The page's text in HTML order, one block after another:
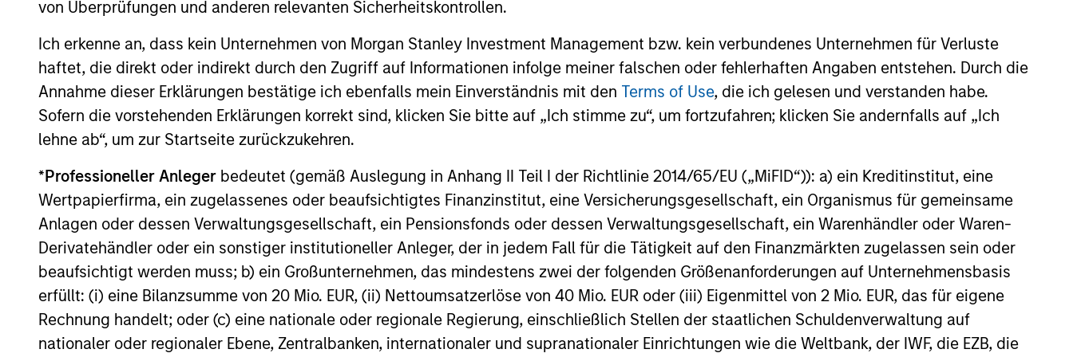
von Überprüfungen und anderen relevanten Sicherheitskontrollen.
Ich erkenne an, dass kein Unternehmen von Morgan Stanley Investment Management bzw. kein verbundenes Unternehmen für Verluste
haftet, die direkt oder indirekt durch den Zugriff auf Informationen infolge meiner falschen oder fehlerhaften Angaben entstehen. Durch die
Annahme dieser Erklärungen bestätige ich ebenfalls mein Einverständnis mit den Terms of Use, die ich gelesen und verstanden habe.
Sofern die vorstehenden Erklärungen korrekt sind, klicken Sie bitte auf „Ich stimme zu“, um fortzufahren; klicken Sie andernfalls auf „Ich
lehne ab“, um zur Startseite zurückzukehren.
*Professioneller Anleger bedeutet (gemäß Auslegung in Anhang II Teil I der Richtlinie 2014/65/EU („MiFID“)): a) ein Kreditinstitut, eine
Wertpapierfirma, ein zugelassenes oder beaufsichtigtes Finanzinstitut, eine Versicherungsgesellschaft, ein Organismus für gemeinsame
Anlagen oder dessen Verwaltungsgesellschaft, ein Pensionsfonds oder dessen Verwaltungsgesellschaft, ein Warenhändler oder Waren-
Derivatehändler oder ein sonstiger institutioneller Anleger, der in jedem Fall für die Tätigkeit auf den Finanzmärkten zugelassen sein oder
beaufsichtigt werden muss; b) ein Großunternehmen, das mindestens zwei der folgenden Größenanforderungen auf Unternehmensbasis
erfüllt: (i) eine Bilanzsumme von 20 Mio. EUR, (ii) Nettoumsatzerlöse von 40 Mio. EUR oder (iii) Eigenmittel von 2 Mio. EUR, das für eigene
Rechnung handelt; oder (c) eine nationale oder regionale Regierung, einschließlich Stellen der staatlichen Schuldenverwaltung auf
nationaler oder regionaler Ebene, Zentralbanken, internationaler und supranationaler Einrichtungen wie die Weltbank, der IWF, die EZB, die
Der Wert der Anlagen und der mit ihnen erzielten Erträge können sowohl steigen als auch fallen. Es ist daher möglich, dass Anleger das ursprünglich investierte Kapital nicht in
Die Performance versteht sich nach Abzug der Gebühren. Die Angaben zur Performance des laufenden Jahres sind nicht annualisiert. Die Performance von anderen Anteilsklassen
(sofern angeboten) kann abweichen. Setzen Sie sich bitte gründlich mit den Anlagezielen und -risiken sowie den Kosten und Gebühren des Fonds auseinander, bevor Sie eine
Anlageentscheidung treffen.
Der Einsatz von Fremdkapital erhöht die Risiken, so dass eine relativ kleine Bewegung im Wert einer Anlage zu einer unverhältnismäßig großen Bewegung, sowohl im negativen als
auch im positiven Sinne, im Wert dieser Anlage und damit auch im Wert des Fonds führen kann.
Teilfonds in allen Ländern verfügbar sind und Teilfonds nicht für Personen mit Wohnsitz in Ländern verfügbar sind, in denen die Weitergabe bzw. Verfügbarkeit des Materials den
jeweils geltenden Gesetzen oder Vorschriften zuwiderlaufen würde.
Je höher die Kategorie (1-7), desto höher ist der mögliche Ertrag, aber auch das Risiko, den ursprünglich angelegten Betrag zu verlieren. Kategorie 1 bedeutet nicht, dass es sich um
eine risikofreie Anlage handelt. Bitte beachten Sie die BasisInformationsBlatt („BIB“) des Fonds unter Ressourcen, die Risikoeinstufungen und -hinweise für die einzelnen
Anlageklassen enthalten.
DasMorningstar Rating™ (Sterne-Rating) für Fonds wird für Vermögensverwaltungsprodukte (wie Investmentfonds, Variable-Annuity- und Variable-Life-Unterkonten (variable
Renten- und Lebensversicherung), börsennotierte Fonds, geschlossene Fonds und separate Konten) berechnet, die seit mindestens drei Jahren existieren. Börsennotierte Fonds und
offene Investmentfonds werden zu Vergleichszwecken zu einer Kategorie zusammengefasst. Das Rating wird anhand der Morningstar Risk-Adjusted Return (MRAR) berechnet,
eine Kennzahl, die die Schwankungen der monatlichen Überschussrendite eines verwalteten Produkts berücksichtigt. Dabei wird besonderes Gewicht auf die negativen
Performanceschwankungen und eine beständige Wertentwicklung gelegt. Die besten 10% der Produkte in jeder Kategorie erhalten 5 Sterne, die nächsten 22,5% 4 Sterne, die